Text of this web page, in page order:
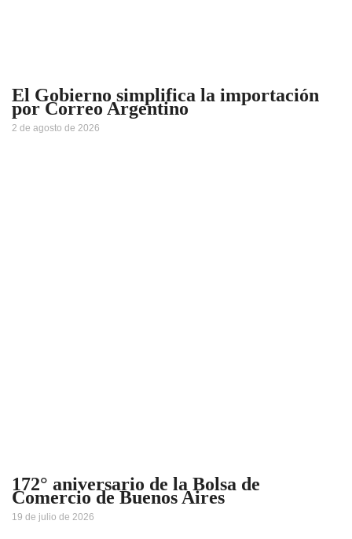
El Gobierno simplifica la importación
por Correo Argentino
2 de agosto de 2026
172° aniversario de la Bolsa de
Comercio de Buenos Aires
19 de julio de 2026